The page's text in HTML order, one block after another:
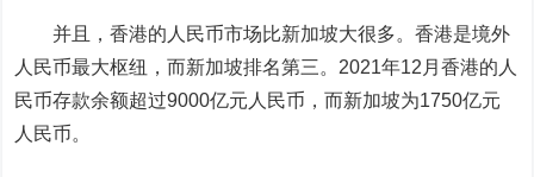
并且，香港的人民币市场比新加坡大很多。香港是境外
人民币最大枢纽，而新加坡排名第三。2021年12月香港的人
民币存款余额超过9000亿元人民币，而新加坡为1750亿元
人民币。